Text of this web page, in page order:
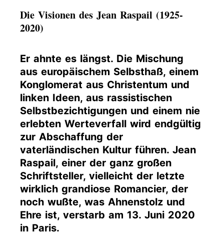
Die Visionen des Jean Raspail (1925-
2020)
Er ahnte es längst. Die Mischung
aus europäischem Selbsthaß, einem
Konglomerat aus Christentum und
linken Ideen, aus rassistischen
Selbstbezichtigungen und einem nie
erlebten Werteverfall wird endgültig
zur Abschaffung der
vaterländischen Kultur führen. Jean
Raspail, einer der ganz großen
Schriftsteller, vielleicht der letzte
wirklich grandiose Romancier, der
noch wußte, was Ahnenstolz und
Ehre ist, verstarb am 13. Juni 2020
in Paris.